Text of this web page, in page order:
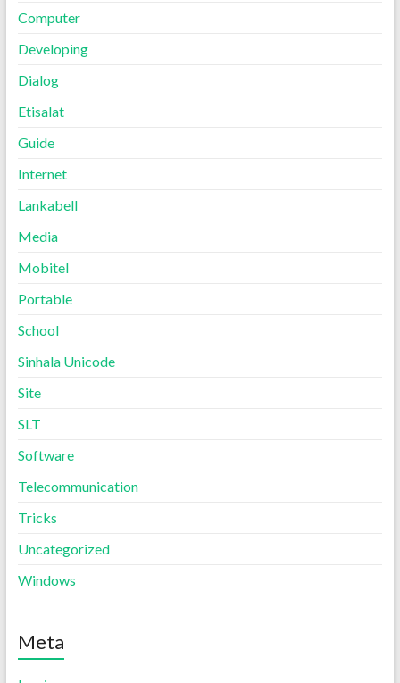
Computer
Developing
Dialog
Etisalat
Guide
Internet
Lankabell
Media
Mobitel
Portable
School
Sinhala Unicode
Site
SLT
Software
Telecommunication
Tricks
Uncategorized
Windows
Meta